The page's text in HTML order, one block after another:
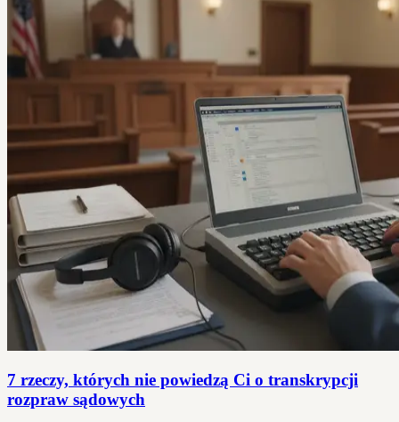
7 rzeczy, których nie powiedzą Ci o transkrypcji
rozpraw sądowych